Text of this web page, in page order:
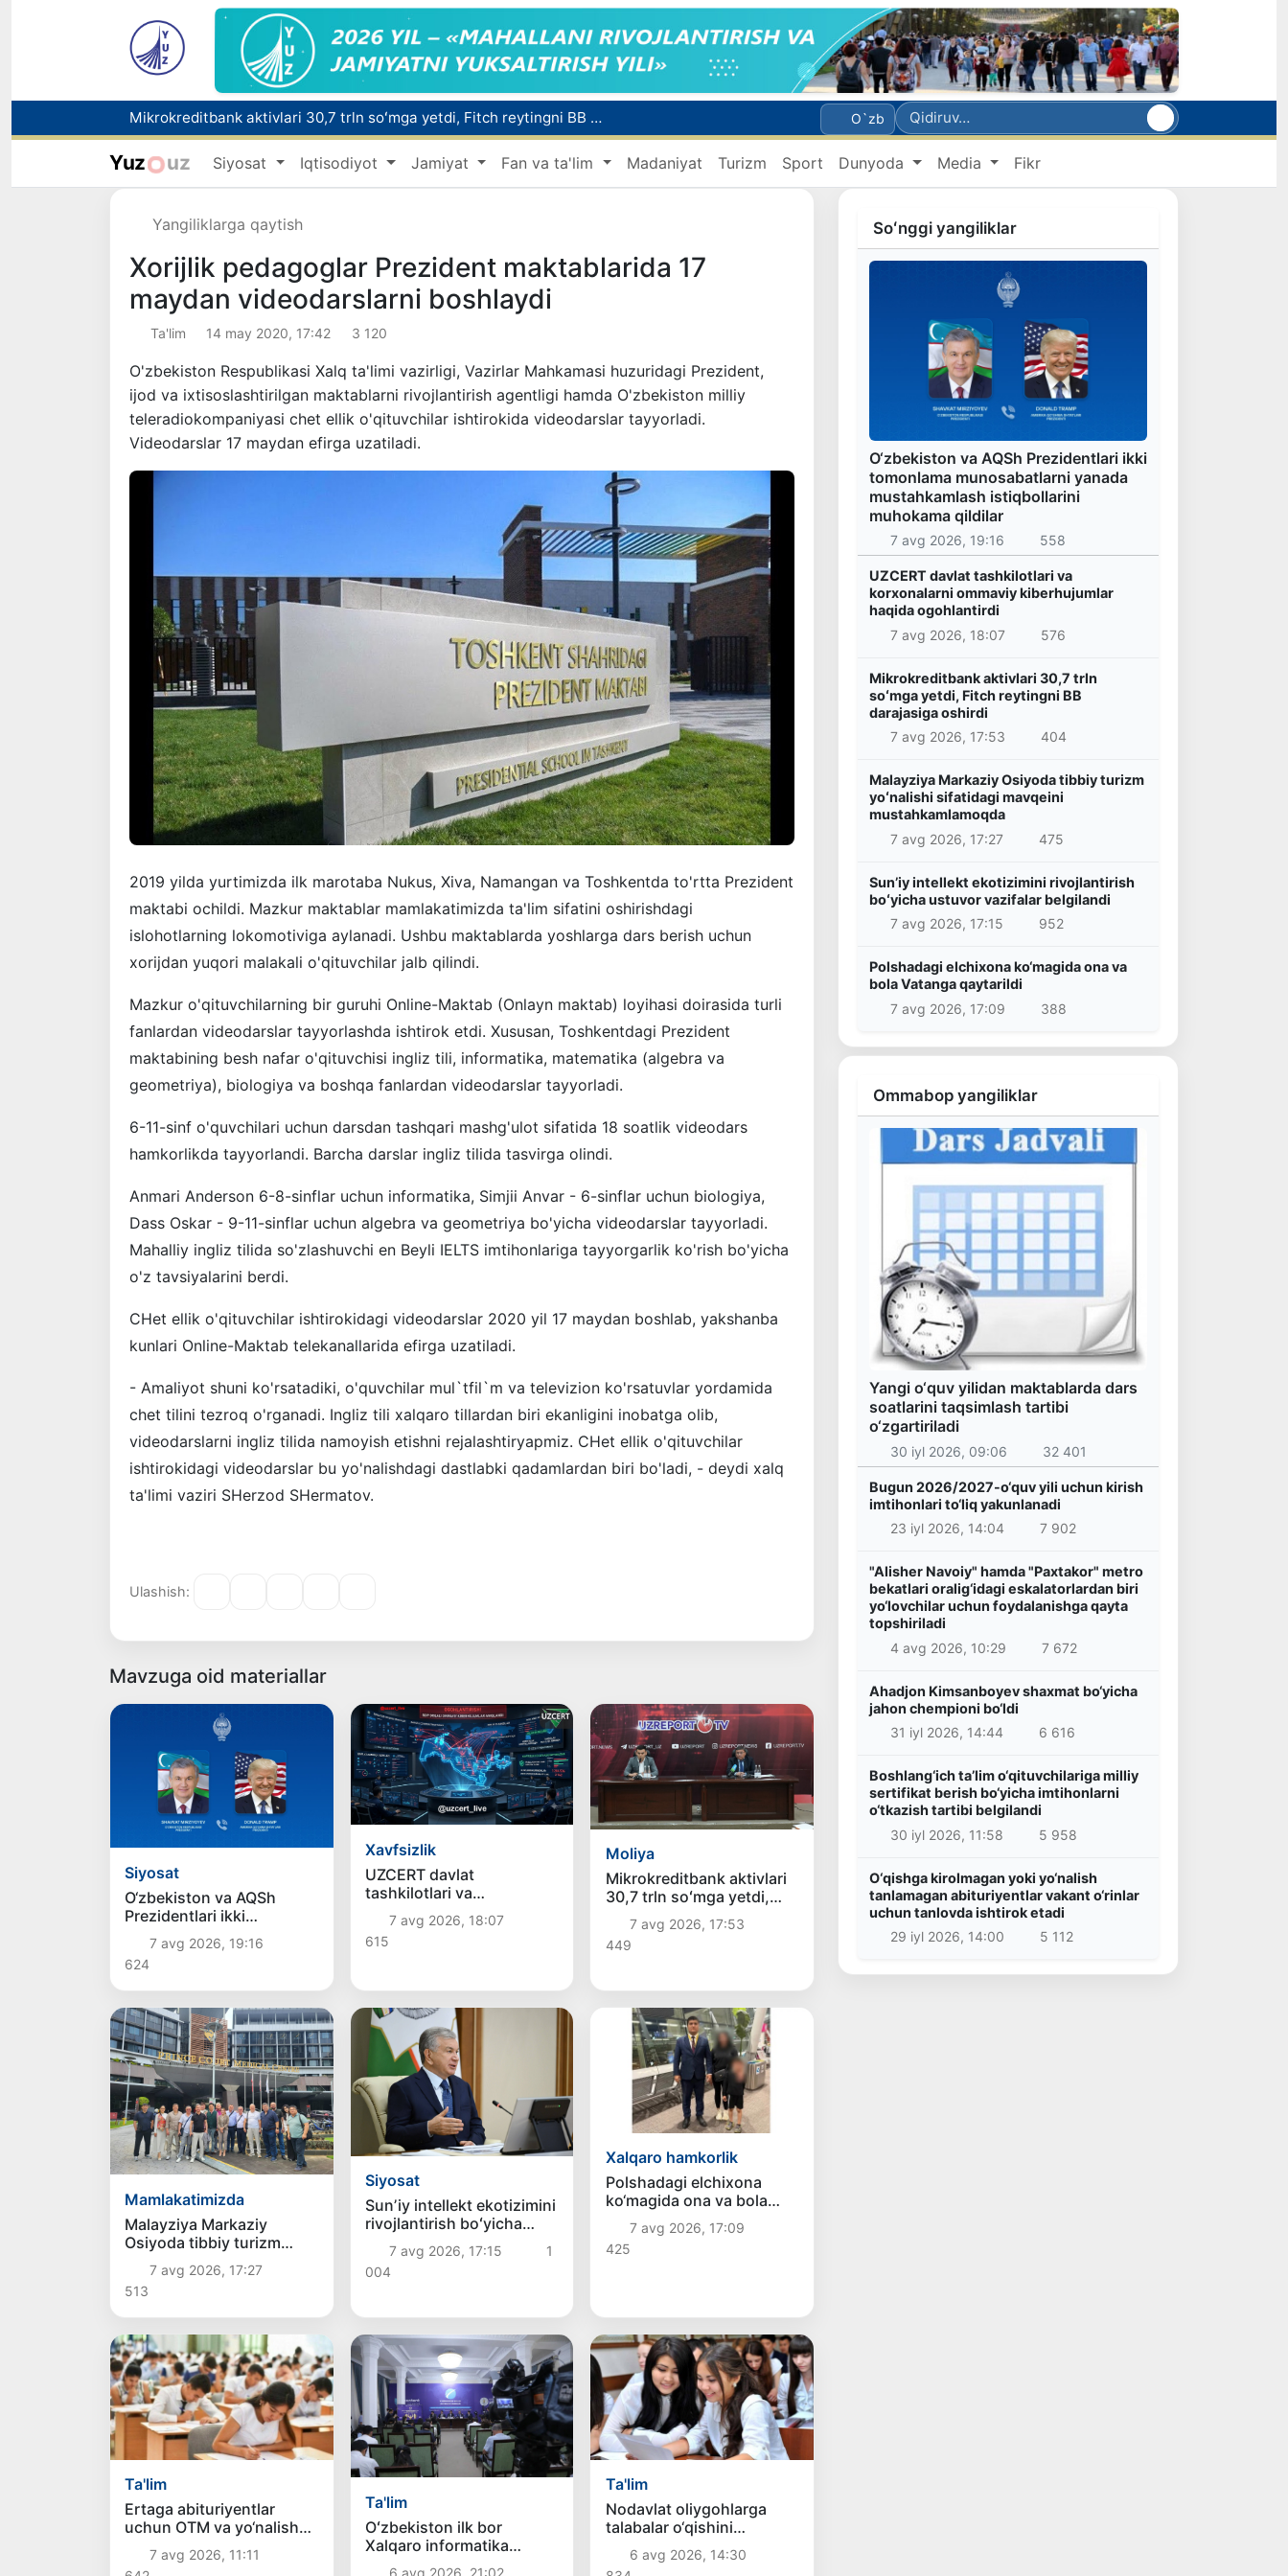
Mikrokreditbank aktivlari 30,7 trln soʻmga yetdi, Fitch reytingni BB darajasiga oshirdi
Malayziya Markaziy Osiyoda tibbiy turizm yoʻnalishi sifatidagi mavqeini mustahkamlamoqda
Polshadagi elchixona ko‘magida ona va bola Vatanga qaytarildi
O`zb
Yuz uz Siyosat Iqtisodiyot Jamiyat Fan va ta'lim Madaniyat Turizm Sport Dunyoda Media Fikr
Yangiliklarga qaytish
Xorijlik pedagoglar Prezident maktablarida 17
maydan videodarslarni boshlaydi
Ta'lim 14 may 2020, 17:42 3 120
O'zbekiston Respublikasi Xalq ta'limi vazirligi, Vazirlar Mahkamasi huzuridagi Prezident,
ijod va ixtisoslashtirilgan maktablarni rivojlantirish agentligi hamda O'zbekiston milliy
teleradiokompaniyasi chet ellik o'qituvchilar ishtirokida videodarslar tayyorladi.
Videodarslar 17 maydan efirga uzatiladi.
2019 yilda yurtimizda ilk marotaba Nukus, Xiva, Namangan va Toshkentda to'rtta Prezident
maktabi ochildi. Mazkur maktablar mamlakatimizda ta'lim sifatini oshirishdagi
islohotlarning lokomotiviga aylanadi. Ushbu maktablarda yoshlarga dars berish uchun
xorijdan yuqori malakali o'qituvchilar jalb qilindi.
Mazkur o'qituvchilarning bir guruhi Online-Maktab (Onlayn maktab) loyihasi doirasida turli
fanlardan videodarslar tayyorlashda ishtirok etdi. Xususan, Toshkentdagi Prezident
maktabining besh nafar o'qituvchisi ingliz tili, informatika, matematika (algebra va
geometriya), biologiya va boshqa fanlardan videodarslar tayyorladi.
6-11-sinf o'quvchilari uchun darsdan tashqari mashg'ulot sifatida 18 soatlik videodars
hamkorlikda tayyorlandi. Barcha darslar ingliz tilida tasvirga olindi.
Anmari Anderson 6-8-sinflar uchun informatika, Simjii Anvar - 6-sinflar uchun biologiya,
Dass Oskar - 9-11-sinflar uchun algebra va geometriya bo'yicha videodarslar tayyorladi.
Mahalliy ingliz tilida so'zlashuvchi en Beyli IELTS imtihonlariga tayyorgarlik ko'rish bo'yicha
o'z tavsiyalarini berdi.
CHet ellik o'qituvchilar ishtirokidagi videodarslar 2020 yil 17 maydan boshlab, yakshanba
kunlari Online-Maktab telekanallarida efirga uzatiladi.
- Amaliyot shuni ko'rsatadiki, o'quvchilar mul`tfil`m va televizion ko'rsatuvlar yordamida
chet tilini tezroq o'rganadi. Ingliz tili xalqaro tillardan biri ekanligini inobatga olib,
videodarslarni ingliz tilida namoyish etishni rejalashtiryapmiz. CHet ellik o'qituvchilar
ishtirokidagi videodarslar bu yo'nalishdagi dastlabki qadamlardan biri bo'ladi, - deydi xalq
ta'limi vaziri SHerzod SHermatov.
Ulashish:
Mavzuga oid materiallar
Siyosat
O‘zbekiston va AQSh
Prezidentlari ikki
tomonlama
munosabatlarni yanada
mustahkamlash
istiqbollarini muhokama
qildilar
7 avg 2026, 19:16
624
Xavfsizlik
UZCERT davlat
tashkilotlari va
korxonalarni ommaviy
kiberhujumlar haqida
ogohlantirdi
7 avg 2026, 18:07
615
Moliya
Mikrokreditbank aktivlari
30,7 trln soʻmga yetdi,
Fitch reytingni BB
darajasiga oshirdi
7 avg 2026, 17:53
449
Mamlakatimizda
Malayziya Markaziy
Osiyoda tibbiy turizm
yoʻnalishi sifatidagi
mavqeini
mustahkamlamoqda
7 avg 2026, 17:27
513
Siyosat
Sunʼiy intellekt ekotizimini
rivojlantirish boʻyicha
ustuvor vazifalar
belgilandi
7 avg 2026, 17:15
1
004
Xalqaro hamkorlik
Polshadagi elchixona
ko‘magida ona va bola
Vatanga qaytarildi
7 avg 2026, 17:09
425
Ta'lim
Ertaga abituriyentlar
uchun OTM va yo‘nalish
tanlash yakunlanadi
7 avg 2026, 11:11
Ta'lim
Oʻzbekiston ilk bor
Xalqaro informatika
olimpiadasi — IOI 2026ga
6 avg 2026, 21:02
Ta'lim
Nodavlat oliygohlarga
talabalar o‘qishini
ko‘chirish muddati 10-
avgustga qadar uzaytirildi
6 avg 2026, 14:30
Soʻnggi yangiliklar
O‘zbekiston va AQSh Prezidentlari ikki
tomonlama munosabatlarni yanada
mustahkamlash istiqbollarini
muhokama qildilar
7 avg 2026, 19:16 558
UZCERT davlat tashkilotlari va
korxonalarni ommaviy kiberhujumlar
haqida ogohlantirdi
7 avg 2026, 18:07
576
Mikrokreditbank aktivlari 30,7 trln
soʻmga yetdi, Fitch reytingni BB
darajasiga oshirdi
7 avg 2026, 17:53
404
Malayziya Markaziy Osiyoda tibbiy turizm
yoʻnalishi sifatidagi mavqeini
mustahkamlamoqda
7 avg 2026, 17:27
475
Sunʼiy intellekt ekotizimini rivojlantirish
boʻyicha ustuvor vazifalar belgilandi
7 avg 2026, 17:15
952
Polshadagi elchixona ko‘magida ona va
bola Vatanga qaytarildi
7 avg 2026, 17:09
388
Ommabop yangiliklar
Yangi o‘quv yilidan maktablarda dars
soatlarini taqsimlash tartibi
o‘zgartiriladi
30 iyl 2026, 09:06 32 401
Bugun 2026/2027-o‘quv yili uchun kirish
imtihonlari to‘liq yakunlanadi
23 iyl 2026, 14:04
7 902
"Alisher Navoiy" hamda "Paxtakor" metro
bekatlari oralig‘idagi eskalatorlardan biri
yo‘lovchilar uchun foydalanishga qayta
topshiriladi
4 avg 2026, 10:29
7 672
Ahadjon Kimsanboyev shaxmat bo‘yicha
jahon chempioni bo‘ldi
31 iyl 2026, 14:44
6 616
Boshlang‘ich ta’lim o‘qituvchilariga milliy
sertifikat berish bo‘yicha imtihonlarni
o‘tkazish tartibi belgilandi
30 iyl 2026, 11:58
5 958
O‘qishga kirolmagan yoki yo‘nalish
tanlamagan abituriyentlar vakant o‘rinlar
uchun tanlovda ishtirok etadi
29 iyl 2026, 14:00
5 112